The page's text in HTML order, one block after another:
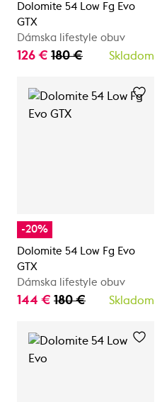
Dolomite 54 Low Fg Evo
GTX
Dámska lifestyle obuv
126 € 180 € Skladom
-20%
Dolomite 54 Low Fg Evo
GTX
Dámska lifestyle obuv
144 € 180 € Skladom